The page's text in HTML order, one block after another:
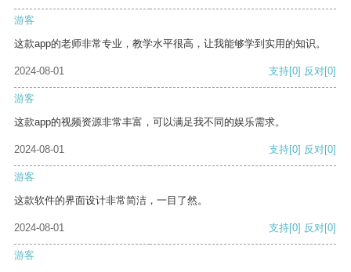
游客
这款app的老师非常专业，教学水平很高，让我能够学到实用的知识。
2024-08-01 支持[0] 反对[0]
游客
这款app的视频资源非常丰富，可以满足我不同的娱乐需求。
2024-08-01 支持[0] 反对[0]
游客
这款软件的界面设计非常简洁，一目了然。
2024-08-01 支持[0] 反对[0]
游客